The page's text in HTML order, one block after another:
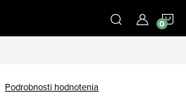
Podrobnosti hodnotenia